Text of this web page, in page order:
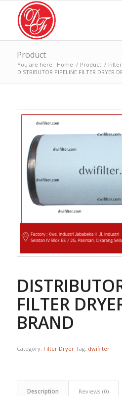
Product
You are here: Home / Product /
DISTRIBUTOR PIPELINE FILTER DRYER
FILTER
BRAND
Category: Filter Dryer Tag: dwifilter
Description Reviews (0)